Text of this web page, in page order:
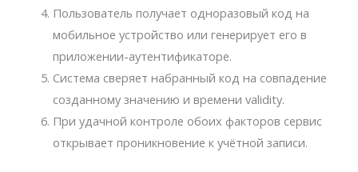
Пользователь получает одноразовый код на
мобильное устройство или генерирует его в
приложении-аутентификаторе.
Система сверяет набранный код на совпадение
созданному значению и времени validity.
При удачной контроле обоих факторов сервис
открывает проникновение к учётной записи.